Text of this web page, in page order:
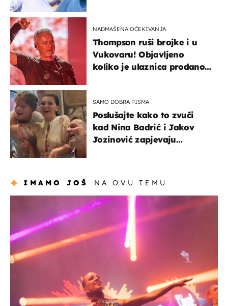
NADMAŠENA OČEKIVANJA
Thompson ruši brojke i u
Vukovaru! Objavljeno
koliko je ulaznica prodano
SAMO DOBRA PISMA
Poslušajte kako to zvuči
kad Nina Badrić i Jakov
Jozinović zapjevaju
IMAMO JOŠ NA OVU TEMU